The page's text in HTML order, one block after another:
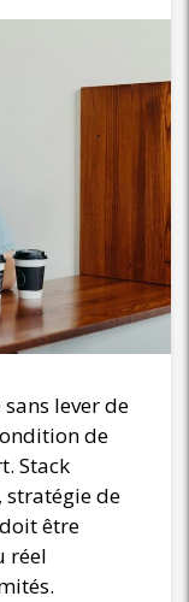
lever de
de
Stack
stratégie de
être
réel